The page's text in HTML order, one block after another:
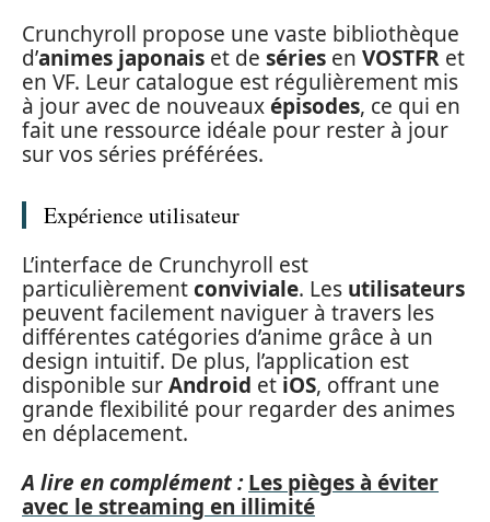
Crunchyroll propose une vaste bibliothèque
d’animes japonais et de séries en VOSTFR et
en VF. Leur catalogue est régulièrement mis
à jour avec de nouveauxépisodes, ce qui en
fait une ressource idéale pour rester à jour
sur vos séries préférées.
Expérience utilisateur
L’interface de Crunchyroll est
particulièrementconviviale. Les utilisateurs
peuvent facilement naviguer à travers les
différentes catégories d’anime grâce à un
design intuitif. De plus, l’application est
disponible surAndroid et iOS, offrant une
grande flexibilité pour regarder des animes
en déplacement.
A lire en complément : Les pièges à éviter
avec le streaming en illimité